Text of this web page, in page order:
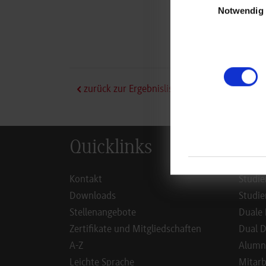
Notwendig
zurück zur Ergebnisliste
Quicklinks
Kontakt
Downloads
Stellenangebote
Zertifikate und Mitgliedschaften
A-Z
Leichte Sprache
Duale
Dual